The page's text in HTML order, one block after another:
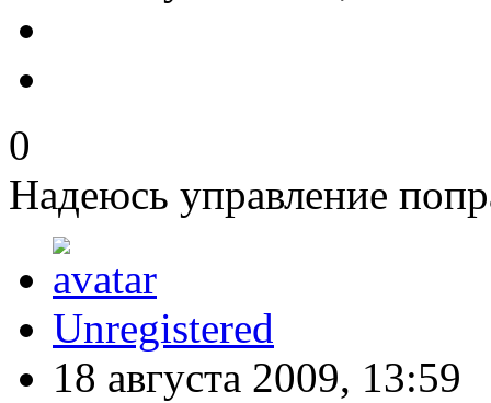
0
Надеюсь управление
Unregistered
18 августа 2009, 13:59